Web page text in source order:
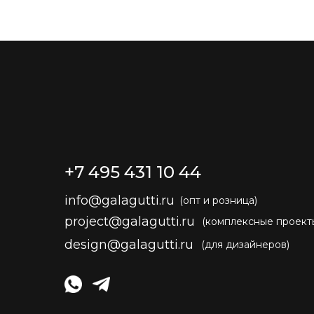
(для дизайнеров)
design@galagutti.ru
(комплексные
project@galagutti.ru
(опт и розница)
info@galagutti.ru
+7 495 431 10 44